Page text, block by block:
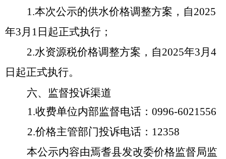
1.本次公示的供水价格调整方案，自2025
年3月 1 日 起正式执行；
2.水资源税价格调整方案，自2025年3月 4
日 起正式执行。
六、监督投诉渠道
1.收费单位内部监督电话： 0996-6021556
2.价格主管部门投诉电话： 12358
本公示内容由焉耆县发改委价格监督局监